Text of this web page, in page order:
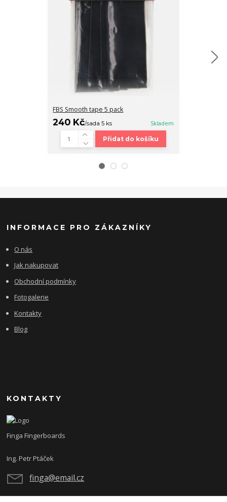
FBS Smooth tape 5 pack
240 Kč/sada 5 ks Skladem
Přidat do košíku
INFORMACE PRO ZÁKAZNÍKY
O nás
Jak nakupovat
Obchodní podmínky
Fotogalerie
Kontakty
Blog
KONTAKTY
Finga Fingerboards
Ing. Petr Ptáček
finga@email.cz